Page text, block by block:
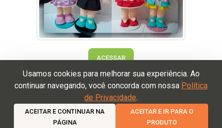
Usamos cookies para melhorar sua experiência. Ao
continuar navegando, você concorda com nossa Política
de Privacidade.
ACEITAR E CONTINUAR NA
PÁGINA
ACEITAR E IR PARA O
PRODUTO
ACESSAR
Política de Devolução
Privacidade